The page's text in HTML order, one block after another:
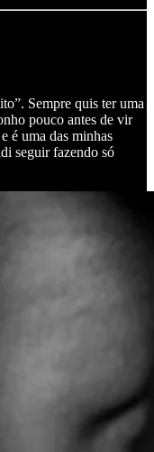
Sempre quis ter uma
pouco antes de vir
é uma das minhas
seguir fazendo só